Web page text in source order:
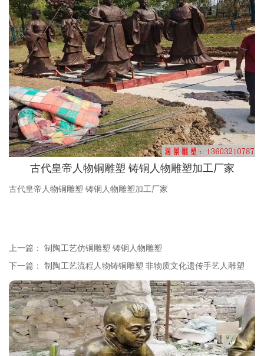
古代皇帝人物铜雕塑 铸铜人物雕塑加工厂家
古代皇帝人物铜雕塑 铸铜人物雕塑加工厂家
上一篇： 制陶工艺仿铜雕塑 铸铜人物雕塑
下一篇： 制陶工艺流程人物铸铜雕塑 非物质文化遗传手艺人雕塑